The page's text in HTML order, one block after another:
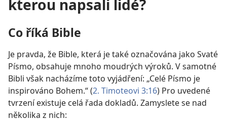
kterou napsali lidé?
Co říká Bible
Je pravda, že Bible, která je také označována jako Svaté
Písmo, obsahuje mnoho moudrých výroků. V samotné
Bibli však nacházíme toto vyjádření: „Celé Písmo je
inspirováno Bohem.“ (2. Timoteovi 3:16) Pro uvedené
tvrzení existuje celá řada dokladů. Zamyslete se nad
několika z nich: